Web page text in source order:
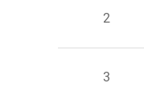
2
3